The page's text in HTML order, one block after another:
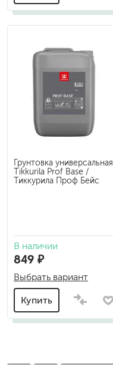
Грунтовка универсальная
Tikkurila Prof Base /
Тиккурила Проф Бейс
В наличии
849 ₽
Выбрать вариант
Купить